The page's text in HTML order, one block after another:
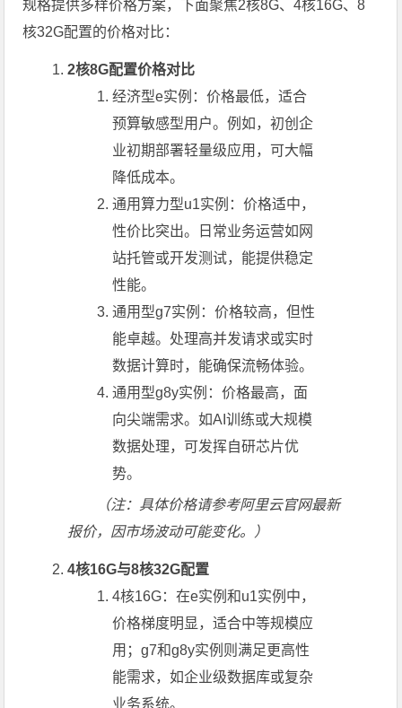
规格提供多样价格方案，下面聚焦2核8G、4核16G、8
核32G配置的价格对比：
2核8G配置价格对比
经济型e实例：价格最低，适合
预算敏感型用户。例如，初创企
业初期部署轻量级应用，可大幅
降低成本。
通用算力型u1实例：价格适中，
性价比突出。日常业务运营如网
站托管或开发测试，能提供稳定
性能。
通用型g7实例：价格较高，但性
能卓越。处理高并发请求或实时
数据计算时，能确保流畅体验。
通用型g8y实例：价格最高，面
向尖端需求。如AI训练或大规模
数据处理，可发挥自研芯片优
势。
（注：具体价格请参考阿里云官网最新
报价，因市场波动可能变化。）
4核16G与8核32G配置
4核16G：在e实例和u1实例中，
价格梯度明显，适合中等规模应
用；g7和g8y实例则满足更高性
能需求，如企业级数据库或复杂
业务系统。